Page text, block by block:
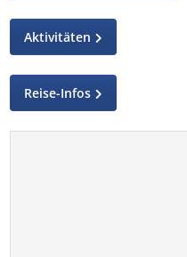
Aktivitäten
Reise-Infos